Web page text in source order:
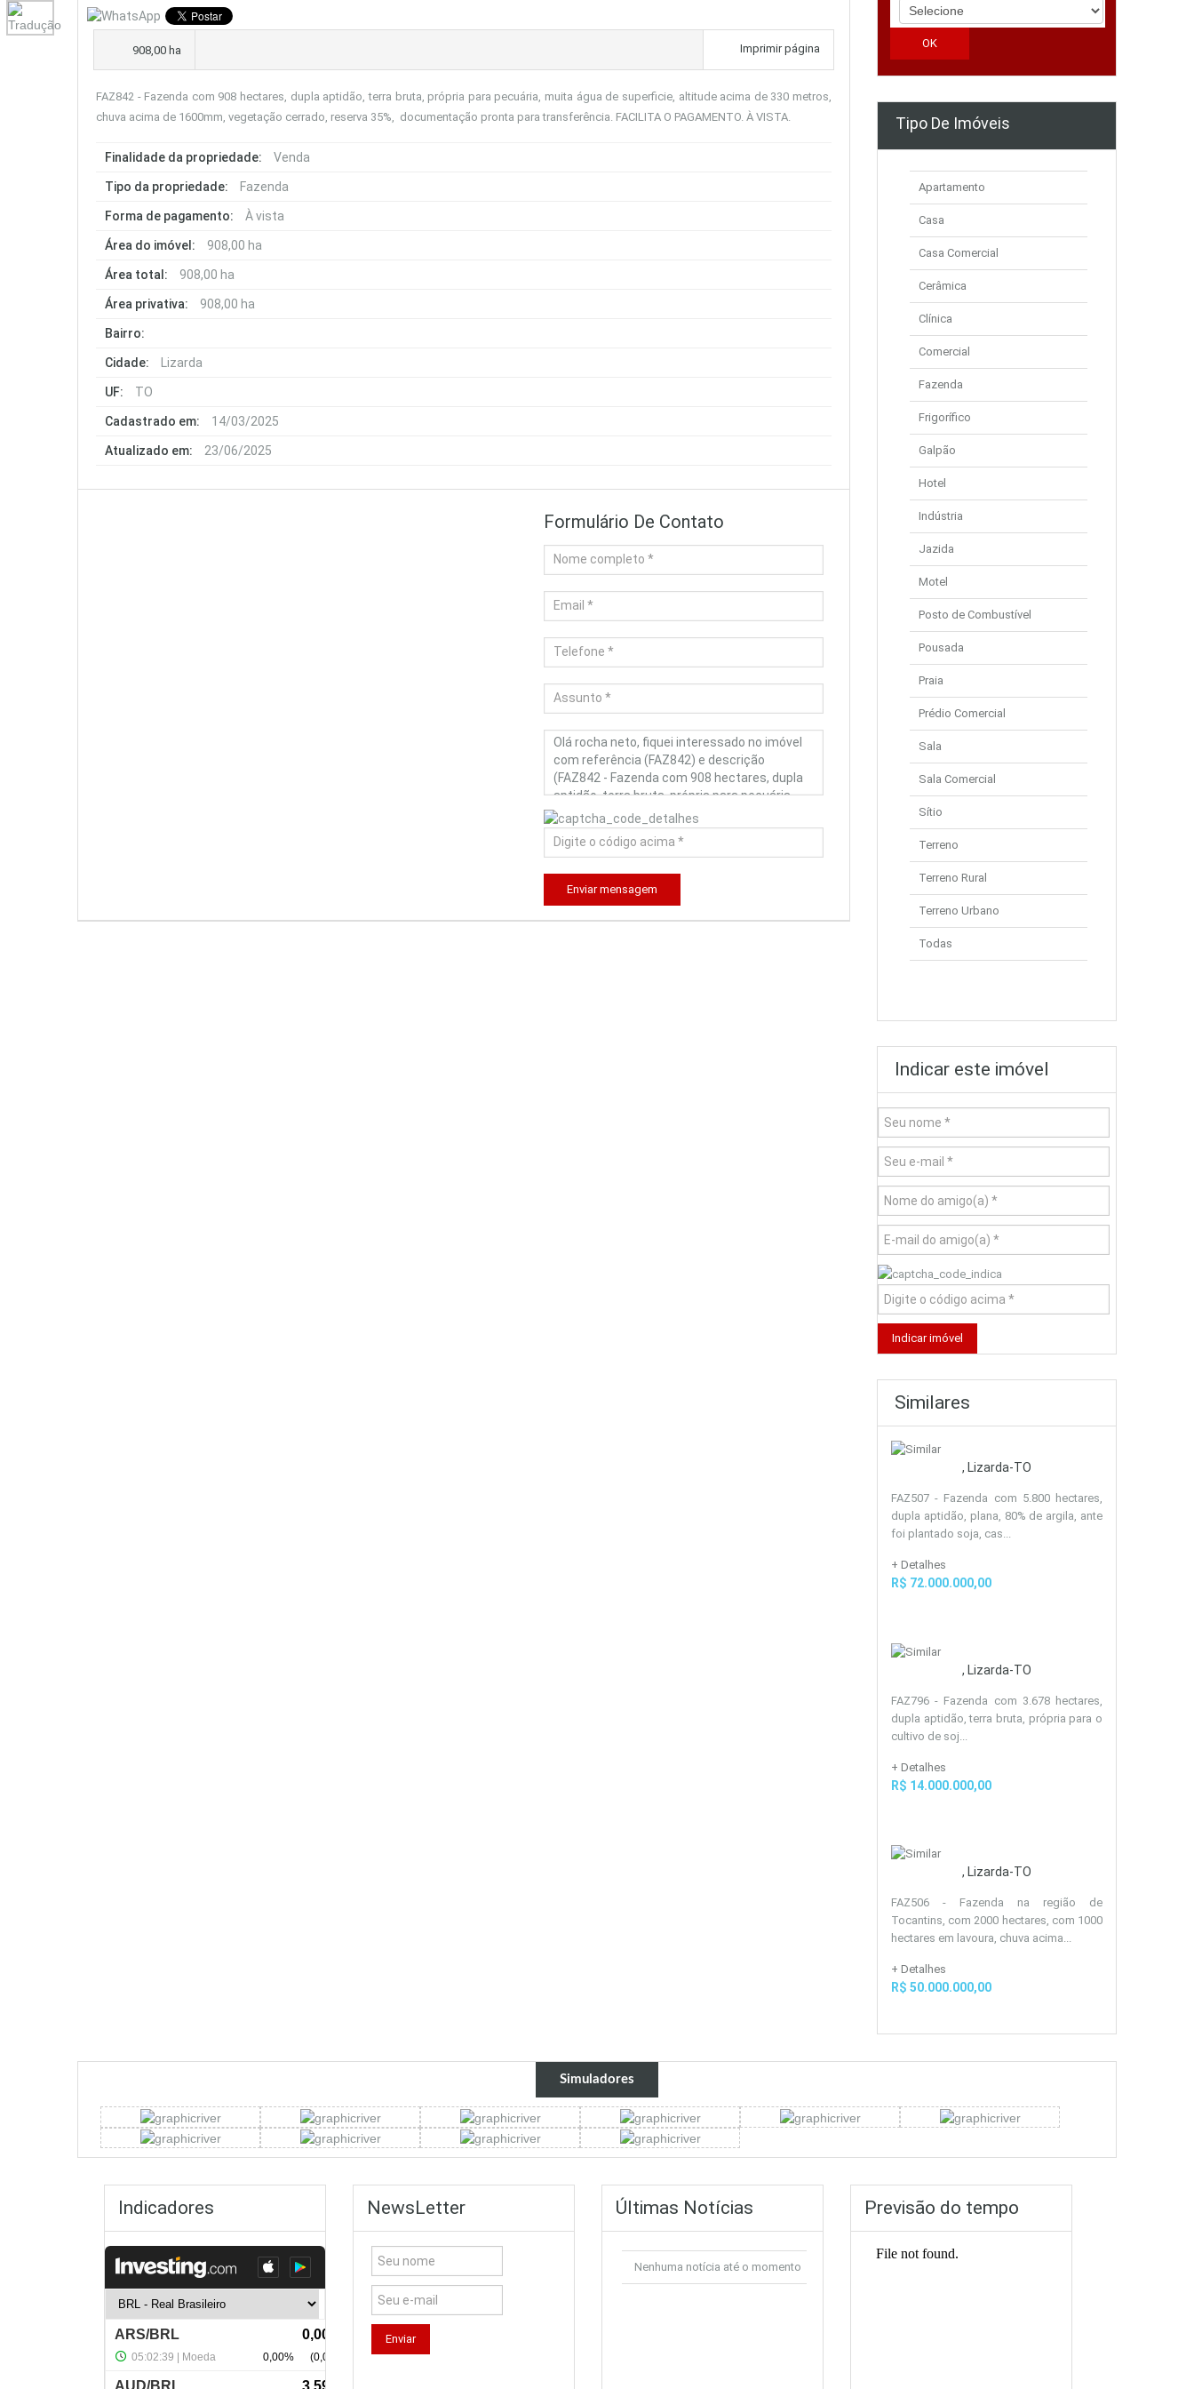
908,00 ha Imprimir página
FAZ842 - Fazenda com 908 hectares, dupla aptidão, terra bruta, própria para pecuária, muita água de superficie, altitude acima de 330 metros,
chuva acima de 1600mm, vegetação cerrado, reserva 35%, documentação pronta para transferência. FACILITA O PAGAMENTO. À VISTA.
Finalidade da propriedade: Venda
Tipo da propriedade: Fazenda
Forma de pagamento: À vista
Área do imóvel: 908,00 ha
Área total: 908,00 ha
Área privativa: 908,00 ha
Bairro:
Cidade: Lizarda
UF: TO
Cadastrado em: 14/03/2025
Atualizado em: 23/06/2025
Formulário De Contato
Enviar mensagem
Tipo De Imóveis
Apartamento
Casa
Casa Comercial
Cerâmica
Clínica
Comercial
Fazenda
Frigorífico
Galpão
Hotel
Indústria
Jazida
Motel
Posto de Combustível
Pousada
Praia
Prédio Comercial
Sala
Sala Comercial
Sítio
Terreno
Terreno Rural
Terreno Urbano
Todas
Indicar este imóvel
Similares
, Lizarda-TO
FAZ507 - Fazenda com 5.800 hectares,
dupla aptidão, plana, 80% de argila, ante
foi plantado soja, cas...
+ Detalhes
R$ 72.000.000,00
, Lizarda-TO
FAZ796 - Fazenda com 3.678 hectares,
dupla aptidão, terra bruta, própria para o
cultivo de soj...
+ Detalhes
R$ 14.000.000,00
, Lizarda-TO
FAZ506 - Fazenda na região de
Tocantins, com 2000 hectares, com 1000
hectares em lavoura, chuva acima...
+ Detalhes
R$ 50.000.000,00
Simuladores
Indicadores NewsLetter Últimas Notícias
Nenhuma notícia até o momento
Previsão do tempo